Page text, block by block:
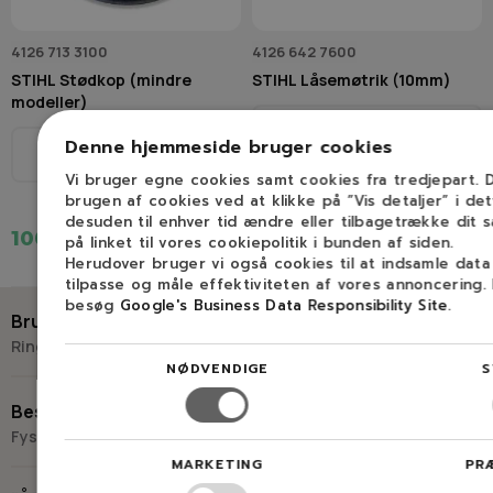
4126 713 3100
STIHL Stødkop (mindre
modeller)
Model
Se beskrivelse
100,00 kr.
4126 642 7600
STIHL Låsemøtrik (10mm)
Se beskrivelse
45,00 kr.
Brug for hjælp?
Ring eller skriv til Savdoktoren
Besøg os
Fysisk butik og kompetencecenter
Denne hjemmeside bruger cookies
Vi bruger egne cookies samt cookies fra tredjepart.
brugen af cookies ved at klikke på ”Vis detaljer” i
desuden til enhver tid ændre eller tilbagetrække dit
på linket til vores cookiepolitik i bunden af siden.
Herudover bruger vi også cookies til at indsamle
tilpasse og måle effektiviteten af vores annoncering.
besøg Google's Business Data Responsibility Site.
NØDVENDIGE
MARKETING